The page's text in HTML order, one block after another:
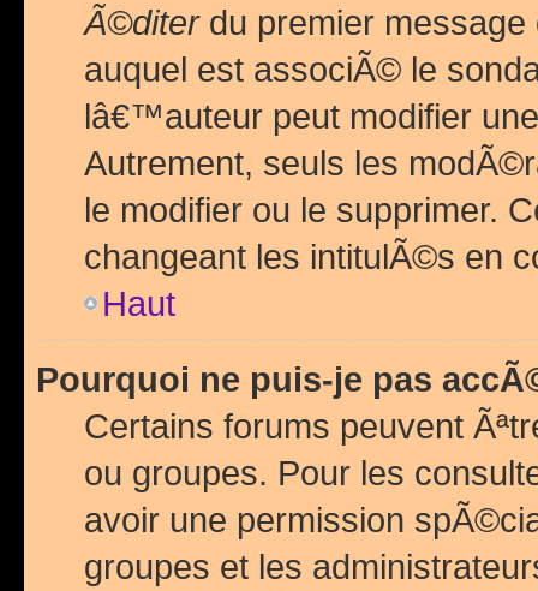
Ã©diterdu premier
auquel est associÃ© le
lâ€™auteur peut modifier
Autrement, seuls les
le modifier ou le supprimer.
changeant les intitulÃ©s en
Haut
Pourquoi ne puis-je pas
Certains forums peuvent
ou groupes. Pour les
avoir une permission
groupes et les